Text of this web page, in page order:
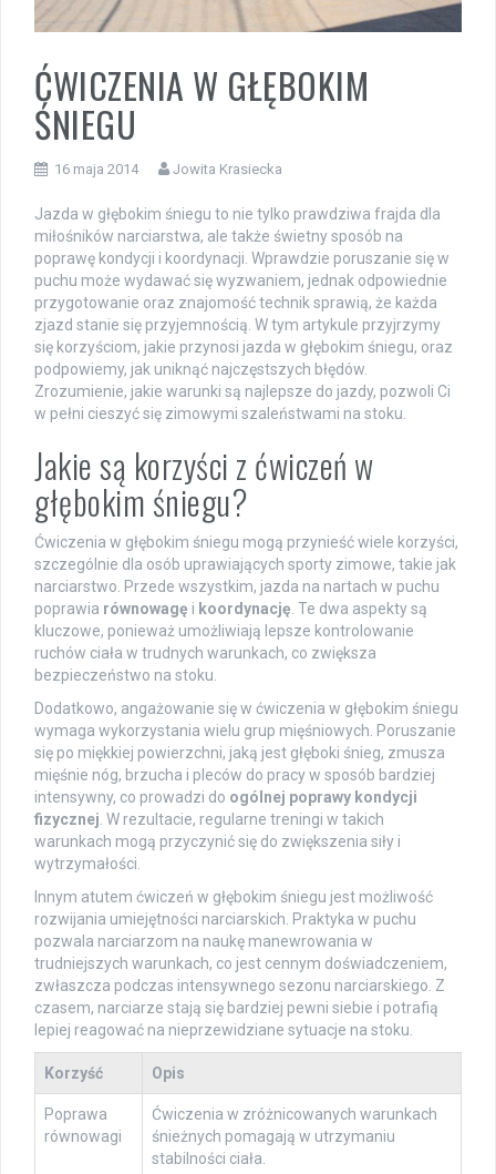
ĆWICZENIA W GŁĘBOKIM
ŚNIEGU
16 maja 2014 Jowita Krasiecka
Jazda w głębokim śniegu to nie tylko prawdziwa frajda dla
miłośników narciarstwa, ale także świetny sposób na
poprawę kondycji i koordynacji. Wprawdzie poruszanie się w
puchu może wydawać się wyzwaniem, jednak odpowiednie
przygotowanie oraz znajomość technik sprawią, że każda
zjazd stanie się przyjemnością. W tym artykule przyjrzymy
się korzyściom, jakie przynosi jazda w głębokim śniegu, oraz
podpowiemy, jak uniknąć najczęstszych błędów.
Zrozumienie, jakie warunki są najlepsze do jazdy, pozwoli Ci
w pełni cieszyć się zimowymi szaleństwami na stoku.
Jakie są korzyści z ćwiczeń w
głębokim śniegu?
Ćwiczenia w głębokim śniegu mogą przynieść wiele korzyści,
szczególnie dla osób uprawiających sporty zimowe, takie jak
narciarstwo. Przede wszystkim, jazda na nartach w puchu
poprawia równowagę i koordynację. Te dwa aspekty są
kluczowe, ponieważ umożliwiają lepsze kontrolowanie
ruchów ciała w trudnych warunkach, co zwiększa
bezpieczeństwo na stoku.
Dodatkowo, angażowanie się w ćwiczenia w głębokim śniegu
wymaga wykorzystania wielu grup mięśniowych. Poruszanie
się po miękkiej powierzchni, jaką jest głęboki śnieg, zmusza
mięśnie nóg, brzucha i pleców do pracy w sposób bardziej
intensywny, co prowadzi do ogólnej poprawy kondycji
fizycznej. W rezultacie, regularne treningi w takich
warunkach mogą przyczynić się do zwiększenia siły i
wytrzymałości.
Innym atutem ćwiczeń w głębokim śniegu jest możliwość
rozwijania umiejętności narciarskich. Praktyka w puchu
pozwala narciarzom na naukę manewrowania w
trudniejszych warunkach, co jest cennym doświadczeniem,
zwłaszcza podczas intensywnego sezonu narciarskiego. Z
czasem, narciarze stają się bardziej pewni siebie i potrafią
lepiej reagować na nieprzewidziane sytuacje na stoku.
Korzyść Opis
Poprawa
równowagi
Ćwiczenia w zróżnicowanych warunkach
śnieżnych pomagają w utrzymaniu
stabilności ciała.